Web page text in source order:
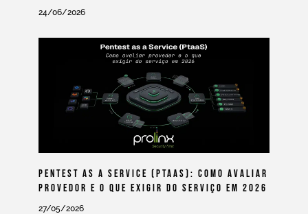
24/06/2026
Pentest As A Service (PtaaS): Como Avaliar
Provedor E O Que Exigir Do Serviço Em 2026
27/05/2026